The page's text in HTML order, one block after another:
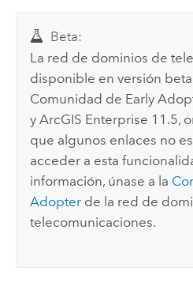
Beta:
La red de dominios de
disponible en versión
Comunidad de Early
yArcGIS Enterprise 11.5,
que algunos enlaces no
acceder a esta
información, únase a la
Adopter de la red de
telecomunicaciones.